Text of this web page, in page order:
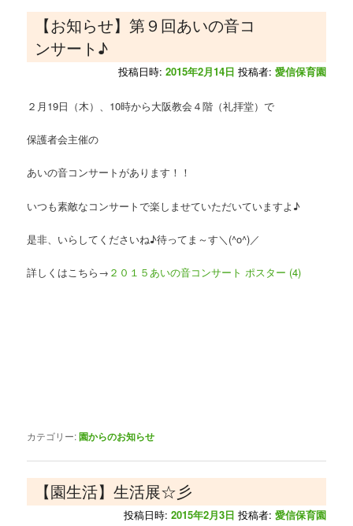
【お知らせ】第９回あいの音コ
ンサート♪
投稿日時: 2015年2月14日 投稿者: 愛信保育園
２月19日（木）、10時から大阪教会４階（礼拝堂）で
保護者会主催の
あいの音コンサートがあります！！
いつも素敵なコンサートで楽しませていただいていますよ♪
是非、いらしてくださいね♪待ってま～す＼(^o^)／
詳しくはこちら→ ２０１５あいの音コンサート ポスター (4)
カテゴリー:園からのお知らせ
【園生活】生活展☆彡
投稿日時: 2015年2月3日 投稿者: 愛信保育園